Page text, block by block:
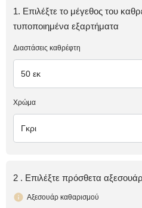
1. Επιλέξτε το μέγεθος του
τυποποιημένα εξαρτήματα
Διαστάσεις καθρέφτη
50 εκ
Χρώμα
Γκρι
2 . Επιλέξτε πρόσθετα αξεσουάρ
Αξεσουάρ καθαρισμού